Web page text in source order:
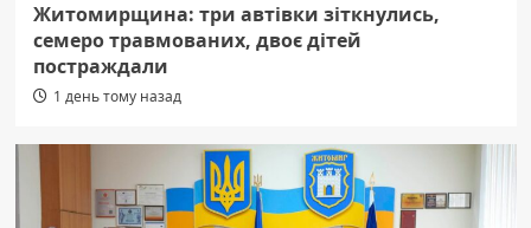
Житомирщина: три автівки зіткнулись,
семеро травмованих, двоє дітей
постраждали
1 день тому назад